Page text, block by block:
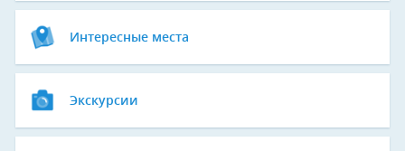
Интересные места
Экскурсии